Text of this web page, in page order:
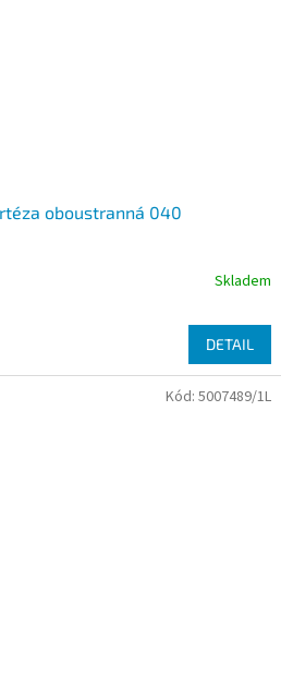
oboustranná 040
Skladem
DETAIL
Kód: 5007489/1L